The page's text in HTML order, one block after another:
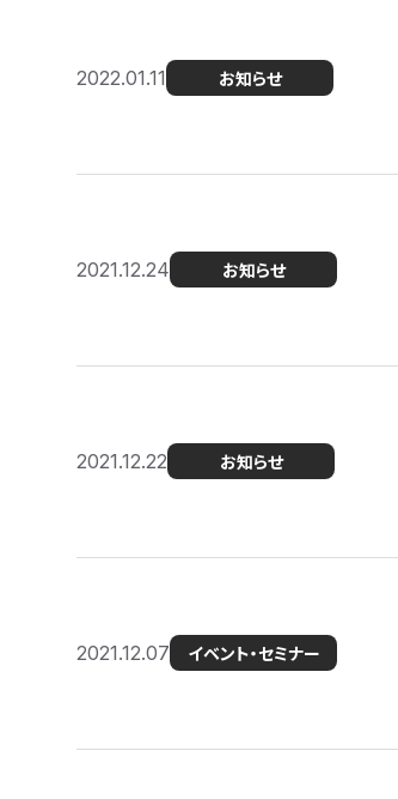
2022.01.11 お知らせ
2021.12.24 お知らせ
2021.12.22 お知らせ
2021.12.07 イベント・セミナー